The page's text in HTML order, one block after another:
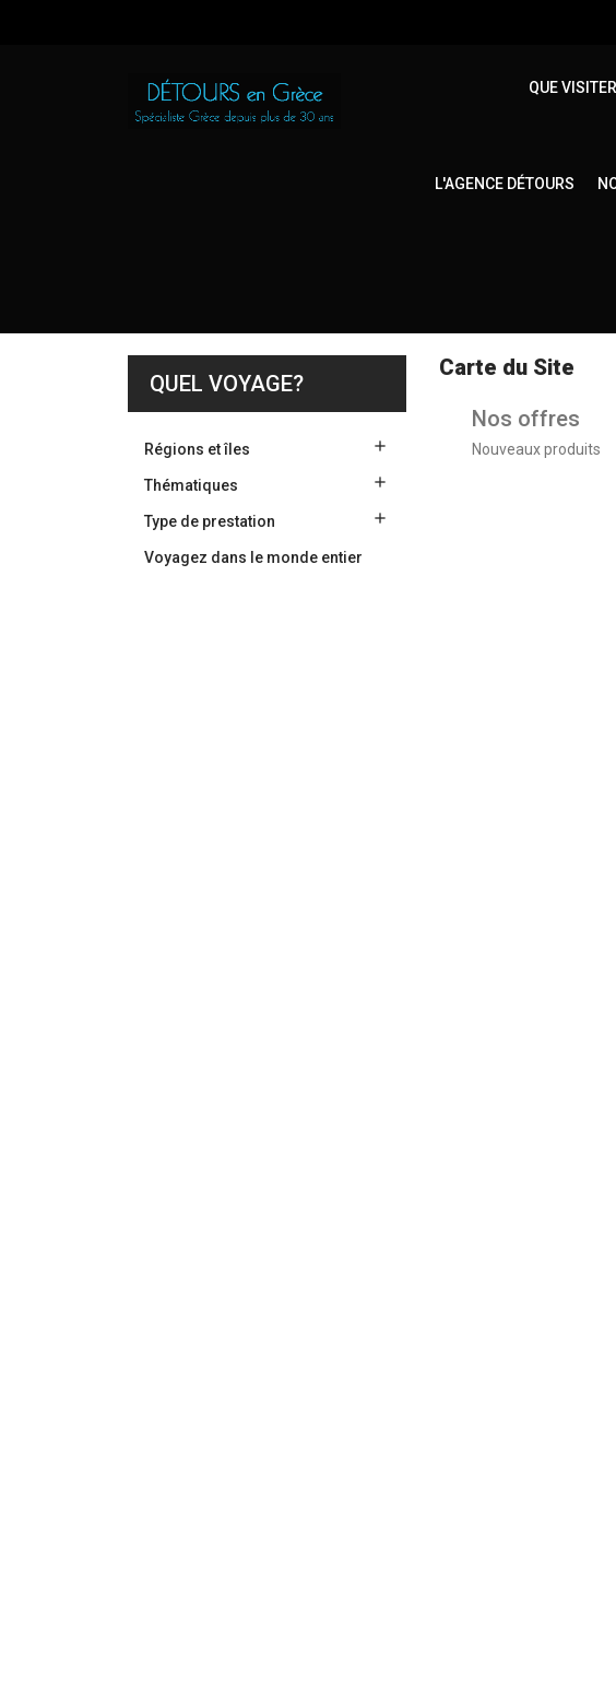
QUE
L'AGENCE DÉTOURS
QUEL VOYAGE?
Régions et îles 
Thématiques 
Type de prestation 
Voyagez dans le monde entier
Carte du Site
Nos offres
Nouveaux produits